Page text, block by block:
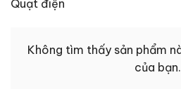
Quạt điện
Không tìm thấy sản phẩm
của bạn.